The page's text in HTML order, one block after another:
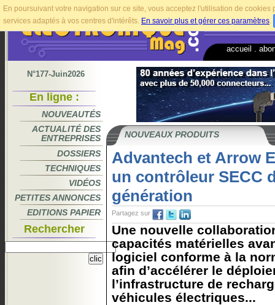
En poursuivant votre navigation sur ce site, vous acceptez l'utilisation de
services adaptés à vos centres d'intérêts. En savoir plus et gérer ces paramètres.
accueil
N°177-Juin2026
En ligne :
NOUVEAUTÉS
ACTUALITÉ DES
ENTREPRISES
DOSSIERS
TECHNIQUES
VIDÉOS
PETITES ANNONCES
EDITIONS PAPIER
Rechercher
NOUVEAUX PRODUITS
Advantech et Arrow
un contrôleur SECC
génération
Partagez sur
Une nouvelle
capacités matérielles
logiciel conforme à la
afin d’accélérer le
l’infrastructure de
véhicules électriques...